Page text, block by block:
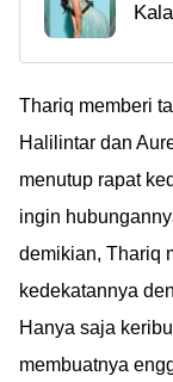
Thariq memberi
Halilintar dan
menutup rapat
ingin
demikian, Thariq
kedekatannya
Hanya saja
membuatnya